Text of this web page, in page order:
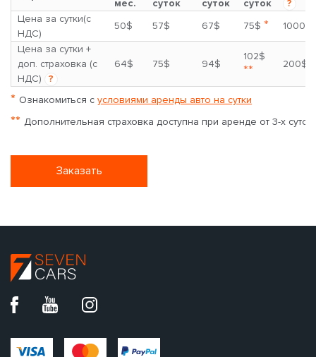
мес.
суток
суток
суток
?
Цена за сутки(с
НДС)
50$ 57$ 67$ 75$ *
1000$
Цена за сутки +
доп. страховка (с
НДС)
?
64$ 75$ 94$
102$
** 200$
* Ознакомиться с условиями аренды авто на сутки
** Дополнительная страховка доступна при аренде от 3-х суток
Заказать